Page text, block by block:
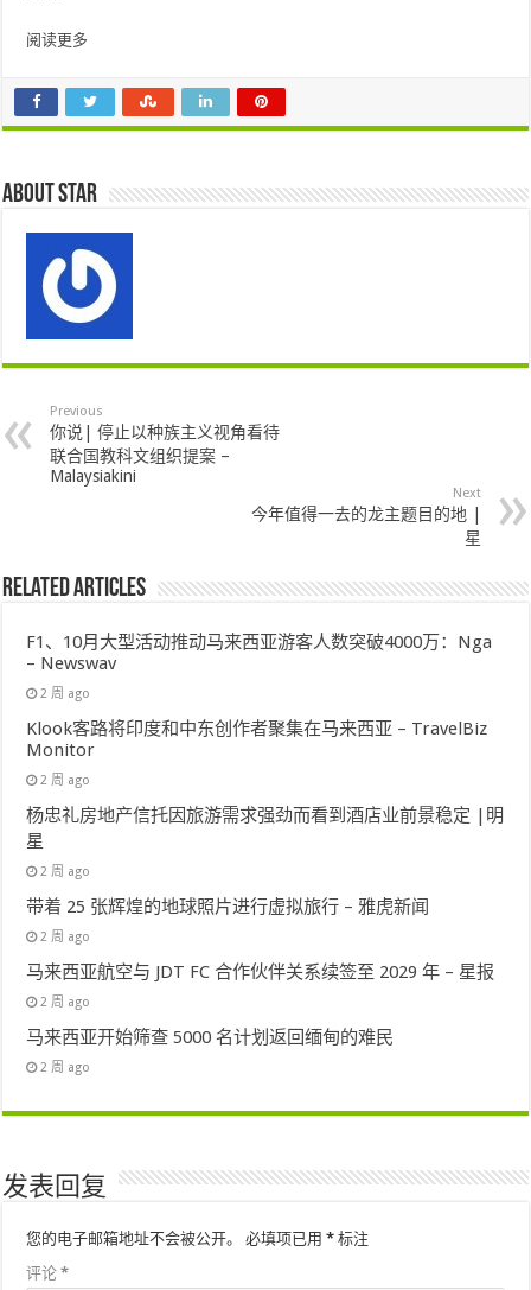
阅读更多
About star
Previous
你说| 停止以种族主义视角看待
联合国教科文组织提案 –
Malaysiakini
Next
今年值得一去的龙主题目的地 |
星
Related Articles
F1、10月大型活动推动马来西亚游客人数突破4000万：Nga
– Newswav
2 周 ago
Klook客路将印度和中东创作者聚集在马来西亚 – TravelBiz
Monitor
2 周 ago
杨忠礼房地产信托因旅游需求强劲而看到酒店业前景稳定 |明
星
2 周 ago
带着 25 张辉煌的地球照片进行虚拟旅行 – 雅虎新闻
2 周 ago
马来西亚航空与 JDT FC 合作伙伴关系续签至 2029 年 – 星报
2 周 ago
马来西亚开始筛查 5000 名计划返回缅甸的难民
2 周 ago
发表回复
您的电子邮箱地址不会被公开。 必填项已用* 标注
评论*